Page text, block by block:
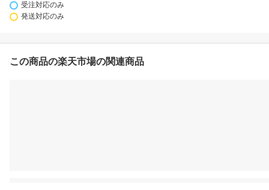
受注対応のみ
発送対応のみ
この商品の楽天市場の関連商品